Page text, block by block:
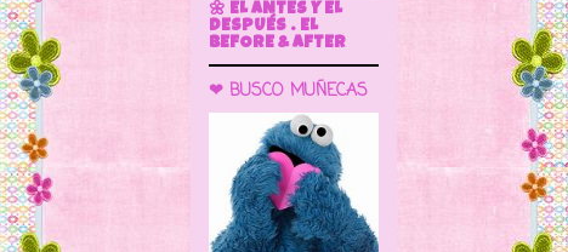
🌼 EL ANTES Y EL
DESPUÉS . EL
BEFORE & AFTER
❤ BUSCO MUÑECAS